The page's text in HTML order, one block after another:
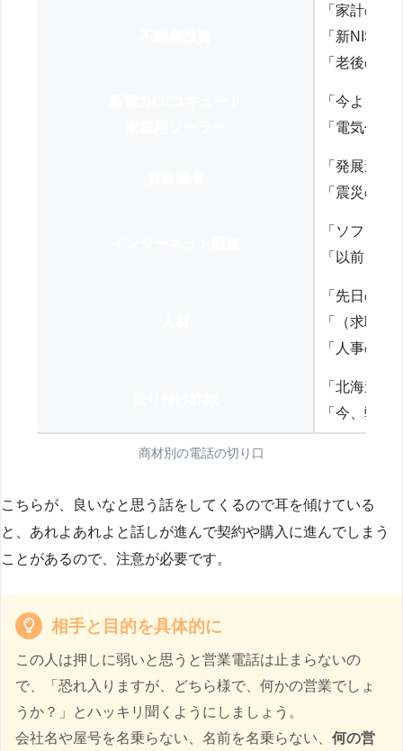
「家計の見
「新NISA
「老後の
「今より
「電気代を
「発展途
「震災の
「ソフト
「以前、
「先日の
「（求職
「人事の方
「北海道
「今、弊
商材別の電話の切り口
こちらが、良いなと思う話をしてくるので耳を傾けている
と、あれよあれよと話しが進んで契約や購入に進んでしまう
ことがあるので、注意が必要です。
相手と目的を具体的に
この人は押しに弱いと思うと営業電話は止まらないの
で、「恐れ入りますが、どちら様で、何かの営業でしょ
うか？」とハッキリ聞くようにしましょう。
会社名や屋号を名乗らない、名前を名乗らない、 何の営